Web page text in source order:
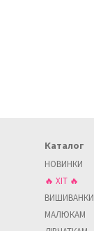
Каталог
НОВИНКИ
🔥 ХІТ 🔥
ВИШИВАНКИ
МАЛЮКАМ